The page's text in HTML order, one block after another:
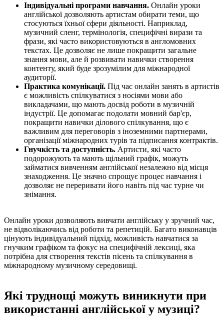
Індивідуальні програми навчання. Онлайн уроки
англійської дозволяють артистам обирати теми, що
стосуються їхньої сфери діяльності. Наприклад,
музичний сленг, термінологія, специфічні вирази та
фрази, які часто використовуються в англомовних
текстах. Це дозволяє не лише покращити загальне
знання мови, але й розвивати навички створення
контенту, який буде зрозумілим для міжнародної
аудиторії.
Практика комунікації. Під час онлайн занять в артистів
є можливість спілкуватися з носіями мови або
викладачами, що мають досвід роботи в музичній
індустрії. Це допомагає подолати мовний бар'єр,
покращити навички ділового спілкування, що є
важливим для переговорів з іноземними партнерами,
організації міжнародних турів та підписання контрактів.
Гнучкість та доступність. Артисти, які часто
подорожують та мають щільний графік, можуть
займатися вивченням англійської незалежно від місця
знаходження. Це значно спрощує процес навчання і
дозволяє не переривати його навіть під час турне чи
знімання.
Онлайн уроки дозволяють вивчати англійську у зручний час,
не відволікаючись від роботи та репетицій. Багато виконавців
цінують індивідуальний підхід, можливість навчатися за
гнучким графіком та фокус на специфічній лексиці, яка
потрібна для створення текстів пісень та спілкування в
міжнародному музичному середовищі.
Які труднощі можуть виникнути при
використанні англійської у музиці?